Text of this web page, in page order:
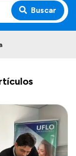
Buscar